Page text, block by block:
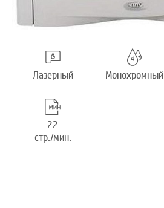
Лазерный Монохромный
22
стр./мин.